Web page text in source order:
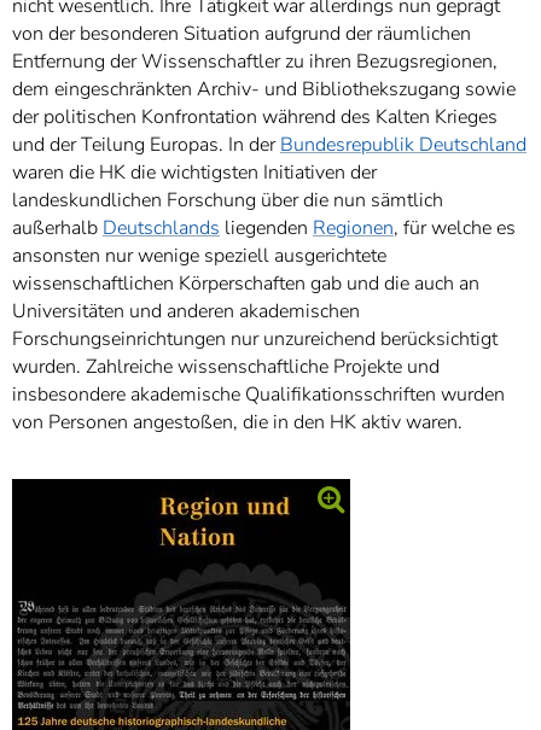
nicht wesentlich. Ihre Tätigkeit war allerdings nun geprägt
von der besonderen Situation aufgrund der räumlichen
Entfernung der Wissenschaftler zu ihren Bezugsregionen,
dem eingeschränkten Archiv- und Bibliothekszugang sowie
der politischen Konfrontation während des Kalten Krieges
und der Teilung Europas. In derBundesrepublik Deutschland
waren die HK die wichtigsten Initiativen der
landeskundlichen Forschung über die nun sämtlich
außerhalb Deutschlands liegenden Regionen, für welche es
ansonsten nur wenige speziell ausgerichtete
wissenschaftlichen Körperschaften gab und die auch an
Universitäten und anderen akademischen
Forschungseinrichtungen nur unzureichend berücksichtigt
wurden. Zahlreiche wissenschaftliche Projekte und
insbesondere akademische Qualifikationsschriften wurden
von Personen angestoßen, die in den HK aktiv waren.